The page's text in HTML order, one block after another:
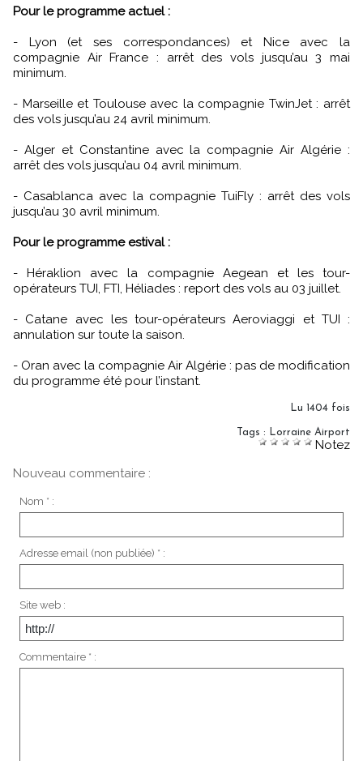
Pour le programme actuel :
- Lyon (et ses correspondances) et Nice avec la
compagnie Air France : arrêt des vols jusqu’au 3 mai
minimum.
- Marseille et Toulouse avec la compagnie TwinJet : arrêt
des vols jusqu’au 24 avril minimum.
- Alger et Constantine avec la compagnie Air Algérie :
arrêt des vols jusqu’au 04 avril minimum.
- Casablanca avec la compagnie TuiFly : arrêt des vols
jusqu’au 30 avril minimum.
Pour le programme estival :
- Héraklion avec la compagnie Aegean et les tour-
opérateurs TUI, FTI, Héliades : report des vols au 03 juillet.
- Catane avec les tour-opérateurs Aeroviaggi et TUI :
annulation sur toute la saison.
- Oran avec la compagnie Air Algérie : pas de modification
du programme été pour l’instant.
Lu 1404 fois
Tags : Lorraine Airport
Notez
Nouveau commentaire :
Nom * :
Adresse email (non publiée) * :
Site web :
Commentaire * :